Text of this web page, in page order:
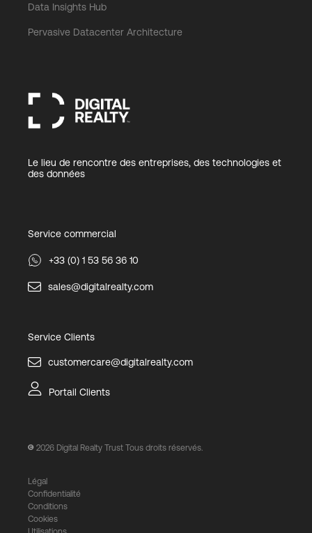
Data Insights Hub
Pervasive Datacenter Architecture
Le lieu de rencontre des entreprises, des technologies et
des données
Service commercial
+33 (0) 1 53 56 36 10
sales@digitalrealty.com
Service Clients
customercare@digitalrealty.com
Portail Clients
2026 Digital Realty Trust Tous droits réservés.
Légal
Confidentialité
Conditions
Cookies